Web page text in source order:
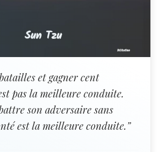
et gagner cent
pas la meilleure conduite.
son adversaire sans
est la meilleure conduite.”